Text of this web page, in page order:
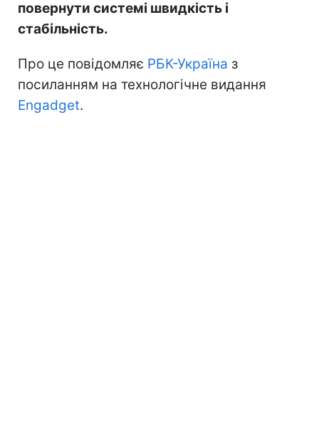
повернути системі швидкість і
стабільність.
Про це повідомляє РБК-Україна з
посиланням на технологічне видання
Engadget.